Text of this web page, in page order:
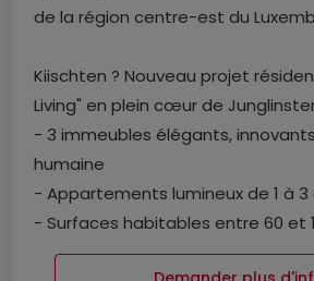
de la région centre-est du
Kiischten ? Nouveau projet
Living" en plein cœur de
- 3 immeubles élégants,
humaine
- Appartements lumineux de 1 à
- Surfaces habitables entre 60 et
le tableau des lots)